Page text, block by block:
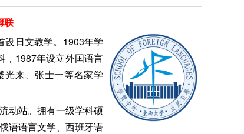
联
设日文教学。1903年学
，1987年设立外国语言
光来、张士一等名家学
动站。拥有一级学科硕
语语言文学、西班牙语